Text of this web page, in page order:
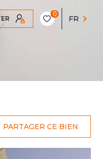
0
FR
PARTAGER CE BIEN